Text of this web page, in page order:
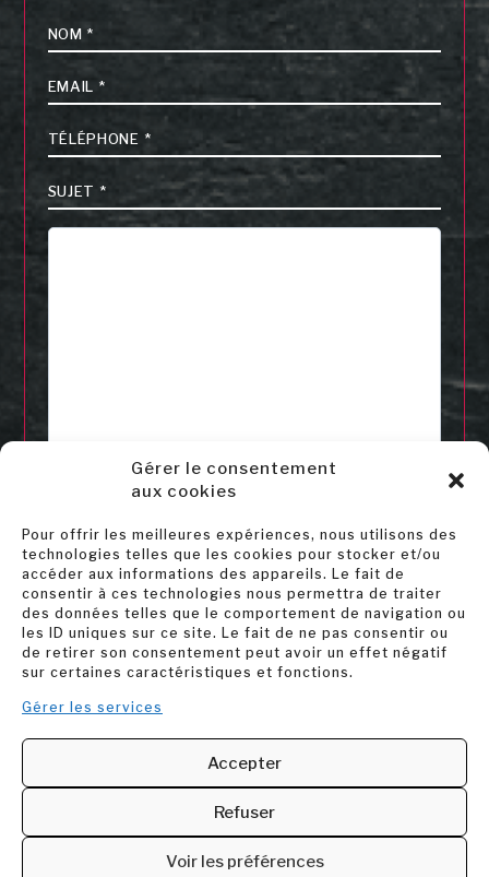
Gérer le consentement
aux cookies
Pour offrir les meilleures expériences, nous utilisons des
technologies telles que les cookies pour stocker et/ou
accéder aux informations des appareils. Le fait de
consentir à ces technologies nous permettra de traiter
des données telles que le comportement de navigation ou
les ID uniques sur ce site. Le fait de ne pas consentir ou
de retirer son consentement peut avoir un effet négatif
sur certaines caractéristiques et fonctions.
Gérer les services
Accepter
Refuser
Voir les préférences
Nom
E-
mail *
Téléphone *
Sujet *
Message
J’ai lu et j'accepte la politique de confidentialité
*
Accepter
* champs obligatoires
hCaptcha